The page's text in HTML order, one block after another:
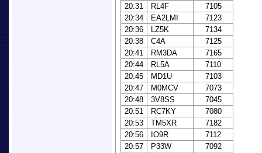
20:31
RL4F
7105
20:34
EA2LMI
7123
20:36
LZ5K
7134
20:38
C4A
7125
20:41
RM3DA
7165
20:44
RL5A
7110
20:45
MD1U
7103
20:47
M0MCV
7073
20:48
3V8SS
7045
20:51
RC7KY
7080
20:53
TM5XR
7182
20:56
IO9R
7112
20:57
P33W
7092